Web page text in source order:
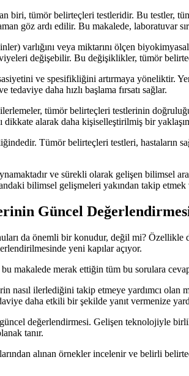
biri, tümör belirteçleri testleridir. Bu testler,
göz ardı edilir. Bu makalede, laboratuvar
varlığını veya miktarını ölçen
değişebilir. Bu değişiklikler, tümör
ve spesifikliğini artırmaya yöneliktir.
daha hızlı başlama fırsatı sağlar.
tümör belirteçleri testlerinin
dikkate alarak daha kişiselleştirilmiş bir
Tümör belirteçleri testleri, hastaların
ve sürekli olarak gelişen bilimsel
bilimsel gelişmeleri yakından takip
Güncel
da önemli bir konudur, değil mi?
yeni kapılar açıyor.
makalede merak ettiğin tüm bu sorulara
nasıl ilerlediğini takip etmeye yardımcı
daha etkili bir şekilde yanıt vermenize
değerlendirmesi. Gelişen teknolojiyle
tanır.
alınan örnekler incelenir ve belirli